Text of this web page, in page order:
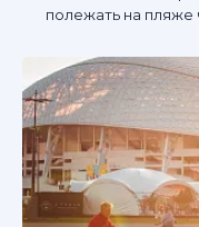
полежать на пляже